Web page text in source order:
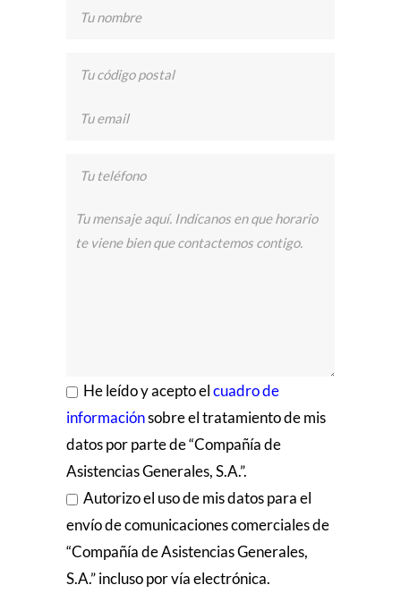
He leído y acepto elcuadro de
informaciónsobre el tratamiento de mis
datos por parte de “Compañía de
Asistencias Generales, S.A.”.
Autorizo el uso de mis datos para el
envío de comunicaciones comerciales de
“Compañía de Asistencias Generales,
S.A.” incluso por vía electrónica.